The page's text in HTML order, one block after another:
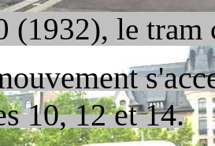
(1932), le
10, 12 et 14.